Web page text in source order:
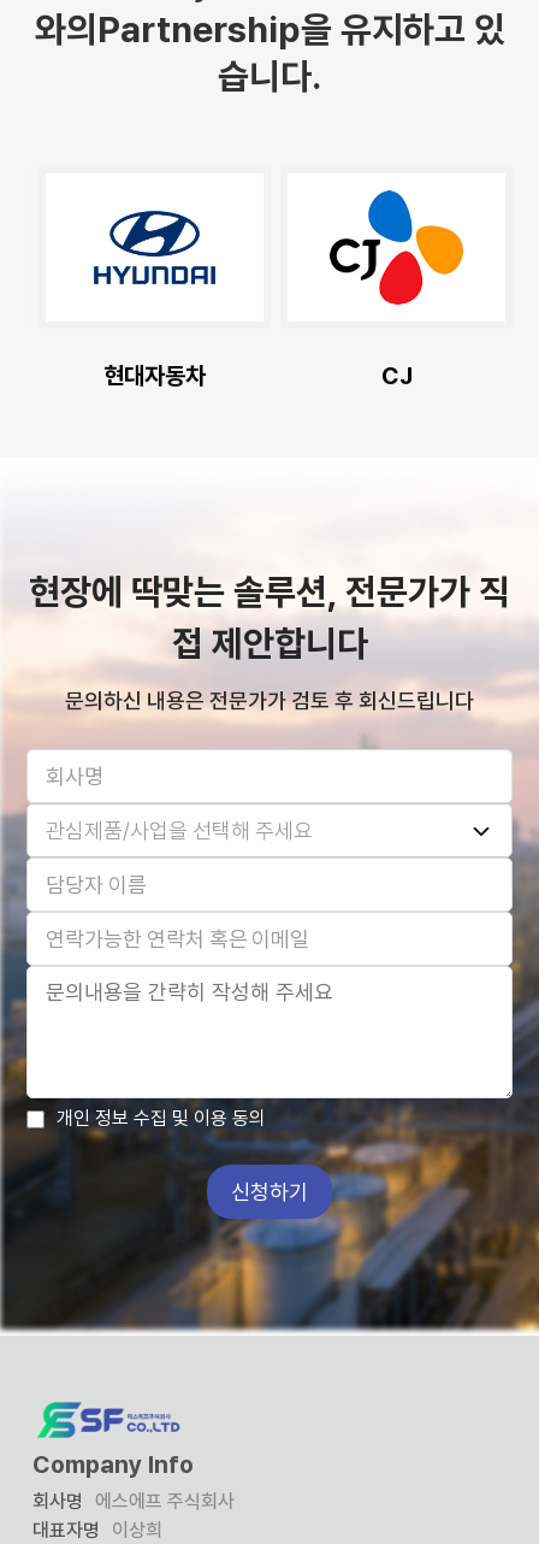
와의 Partnership을 유지하고 있
습니다.
현대자동차 CJ
현장에 딱맞는 솔루션, 전문가가 직
접 제안합니다
문의하신 내용은 전문가가 검토 후 회신드립니다
개인 정보 수집 및 이용 동의
신청하기
Company Info
회사명
에스에프 주식회사
대표자명
이상희